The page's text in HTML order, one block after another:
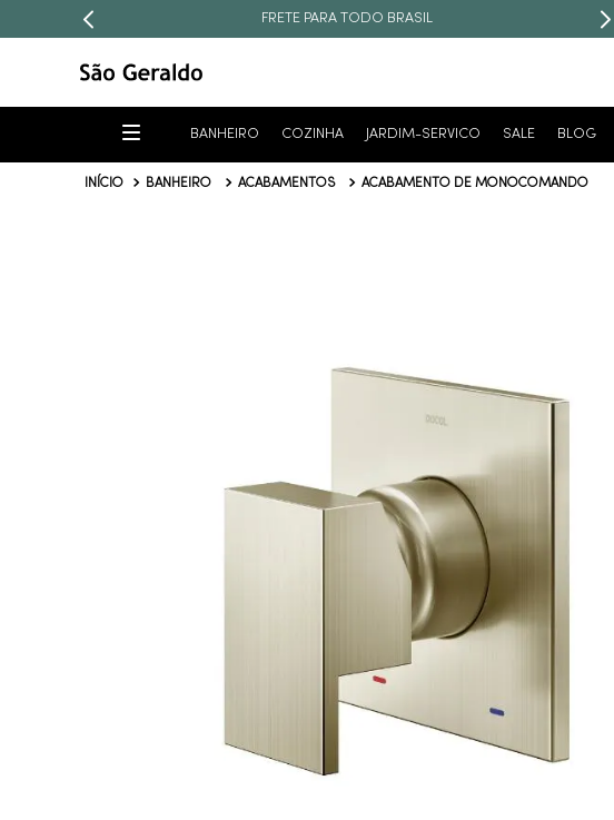
FRETE PARA TODO BRASIL
BANHEIRO COZINHA JARDIM-SERVICO SALE BLOG
BANHEIRO ACABAMENTOS ACABAMENTO DE MONOCOMANDO